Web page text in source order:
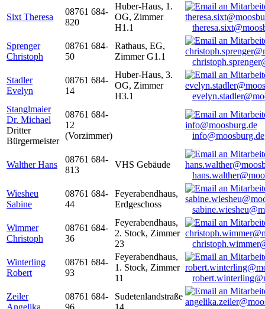
Sixt Theresa
08761 684-
820
Huber-Haus, 1.
OG, Zimmer
H1.1
Sprenger
Christoph
08761 684-
50
Rathaus, EG,
Zimmer G1.1
Stadler
Evelyn
08761 684-
14
Huber-Haus, 3.
OG, Zimmer
H3.1
Stanglmaier
Dr. Michael
Dritter
Bürgermeister
08761 684-
12
(Vorzimmer)
info@moosburg.de
Walther Hans
08761 684-
813
VHS Gebäude
Wiesheu
Sabine
08761 684-
44
Feyerabendhaus,
Erdgeschoss
Wimmer
Christoph
08761 684-
36
Feyerabendhaus,
2. Stock, Zimmer
23
Winterling
Robert
08761 684-
93
Feyerabendhaus,
1. Stock, Zimmer
11
Zeiler
Angelika
08761 684-
96
Sudetenlandstraße
14